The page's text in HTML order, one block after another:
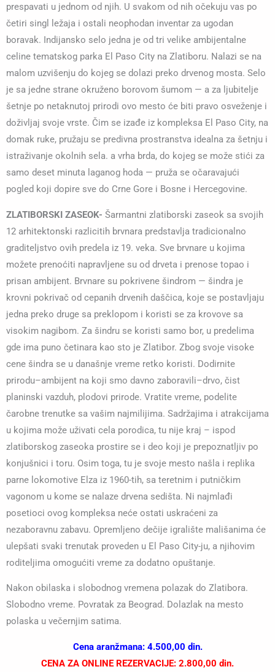
prespavati u jednom od njih. U svakom od nih očekuju vas po
četiri singl ležaja i ostali neophodan inventar za ugodan
boravak. Indijansko selo jedna je od tri velike ambijentalne
celine tematskog parka El Paso City na Zlatiboru. Nalazi se na
malom uzvišenju do kojeg se dolazi preko drvenog mosta. Selo
je sa jedne strane okruženo borovom šumom — a za ljubitelje
šetnje po netaknutoj prirodi ovo mesto će biti pravo osveženje i
doživljaj svoje vrste. Čim se izađe iz kompleksa El Paso City, na
domak ruke, pružaju se predivna prostranstva idealna za šetnju i
istraživanje okolnih sela. a vrha brda, do kojeg se može stići za
samo deset minuta laganog hoda — pruža se očaravajući
pogled koji dopire sve do Crne Gore i Bosne i Hercegovine.
ZLATIBORSKI ZASEOK- Šarmantni zlatiborski zaseok sa svojih
12 arhitektonski razlicitih brvnara predstavlja tradicionalno
graditeljstvo ovih predela iz 19. veka. Sve brvnare u kojima
možete prenoćiti napravljene su od drveta i prenose topao i
prisan ambijent. Brvnare su pokrivene šindrom — šindra je
krovni pokrivač od cepanih drvenih daščica, koje se postavljaju
jedna preko druge sa preklopom i koristi se za krovove sa
visokim nagibom. Za šindru se koristi samo bor, u predelima
gde ima puno četinara kao sto je Zlatibor. Zbog svoje visoke
cene šindra se u današnje vreme retko koristi. Dodirnite
prirodu–ambijent na koji smo davno zaboravili–drvo, čist
planinski vazduh, plodovi prirode. Vratite vreme, podelite
čarobne trenutke sa vašim najmilijima. Sadržajima i atrakcijama
u kojima može uživati cela porodica, tu nije kraj – ispod
zlatiborskog zaseoka prostire se i deo koji je prepoznatljiv po
konjušnici i toru. Osim toga, tu je svoje mesto našla i replika
parne lokomotive Elza iz 1960-tih, sa teretnim i putničkim
vagonom u kome se nalaze drvena sedišta. Ni najmlađi
posetioci ovog kompleksa neće ostati uskraćeni za
nezaboravnu zabavu. Opremljeno dečije igralište mališanima će
ulepšati svaki trenutak proveden u El Paso City-ju, a njihovim
roditeljima omogućiti vreme za dodatno opuštanje.
Nakon obilaska i slobodnog vremena polazak do Zlatibora.
Slobodno vreme. Povratak za Beograd. Dolazlak na mesto
polaska u večernjim satima.
Cena aranžmana: 4.500,00 din.
CENA ZA ONLINE REZERVACIJE: 2.800,00 din.